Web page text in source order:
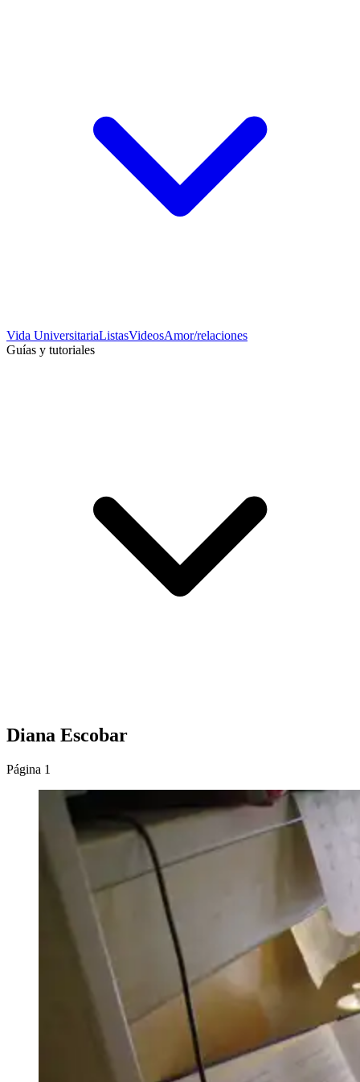
Vida UniversitariaListasVideosAmor/relaciones
Guías y tutoriales
Diana Escobar
Página 1